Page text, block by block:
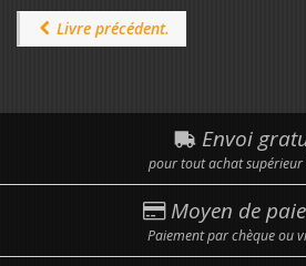
Livre précédent.
Envoi
pour tout achat supérieur
Moyen de
Paiement par chèque ou